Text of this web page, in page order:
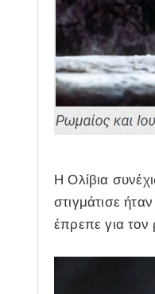
Η Ολίβια
στιγμάτισε
έπρεπε για τον